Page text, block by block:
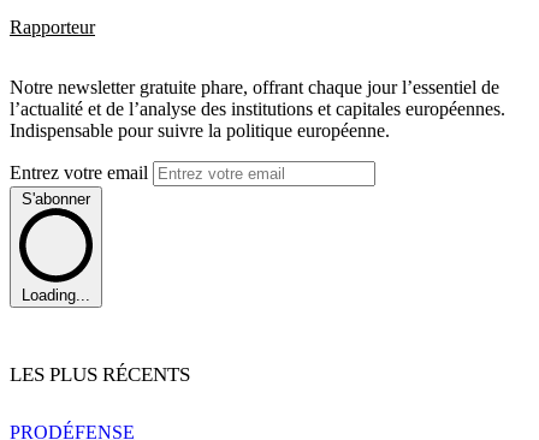
Rapporteur
Notre newsletter gratuite phare, offrant chaque jour l’essentiel de
l’actualité et de l’analyse des institutions et capitales européennes.
Indispensable pour suivre la politique européenne.
Entrez votre email
S'abonner
Loading...
LES PLUS RÉCENTS
PRODÉFENSE